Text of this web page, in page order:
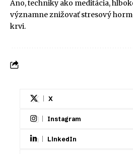
Áno, techniky ako meditácia,
významne znižovať stresový
krvi.
X
Instagram
LinkedIn